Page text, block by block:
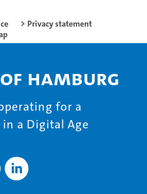
Privacy statement
Hamburg
for a
a Digital Age